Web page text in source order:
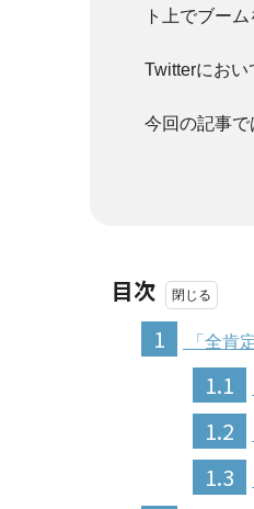
ト上でブー
Twitterにおい
今回の記事で
目次
1
「全肯
1.1
1.2
1.3